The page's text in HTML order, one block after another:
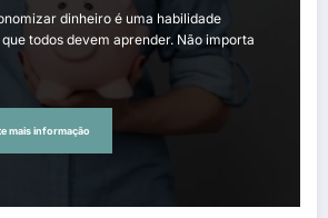
dinheiro é uma habilidade
todos devem aprender. Não importa
mais informação